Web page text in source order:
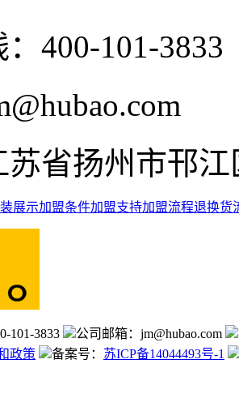
400-101-3833
苏省扬州市邗
展示加盟条件加盟支持加盟流程退换货
101-3833 公司邮箱：jm@hubao.com
政策 备案号： 苏ICP备14044493号-1